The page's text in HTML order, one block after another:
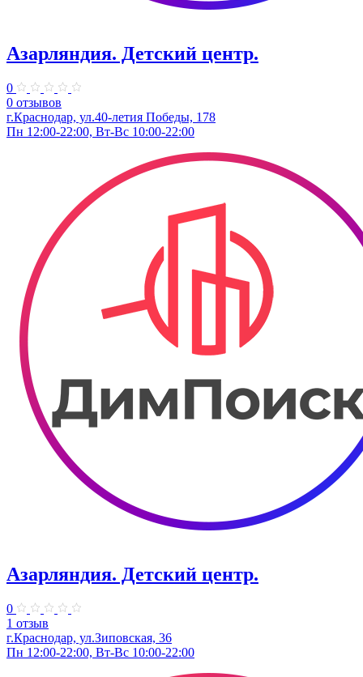
Азарляндия. ​Детский центр.
0
0 отзывов
г.Краснодар, ул.40-летия Победы, 178
Пн 12:00-22:00, Вт-Вс 10:00-22:00
Азарляндия. ​Детский центр.
0
1 отзыв
г.Краснодар, ул.Зиповская, 36
Пн 12:00-22:00, Вт-Вс 10:00-22:00